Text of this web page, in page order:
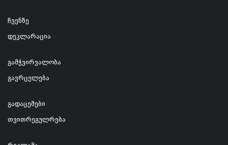
ჩვენზე
დეკლარაცია
გამჭვირვალობა
გავრცელება
გადაცემები
თვითრეგულრება